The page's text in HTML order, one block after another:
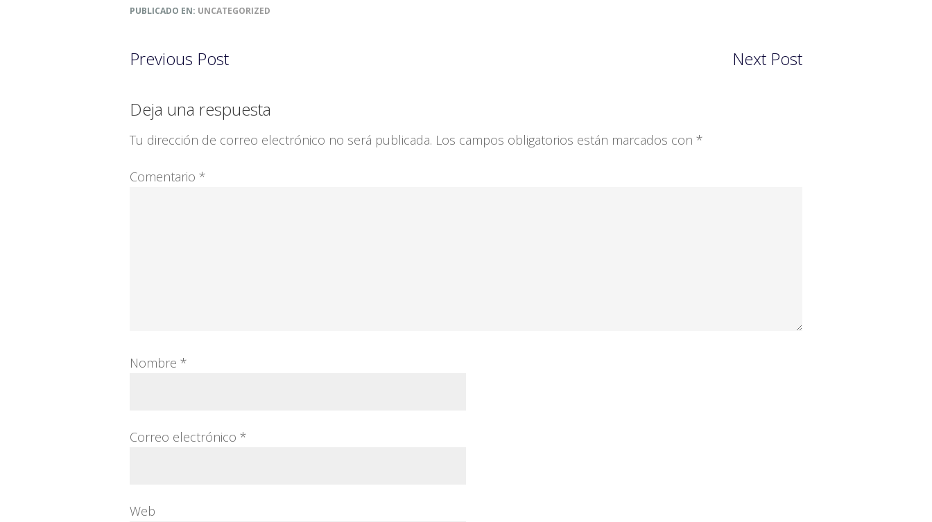
PUBLICADO EN: UNCATEGORIZED
Previous Post Next Post
Interacciones
con
lectores
Deja una respuesta
Tu dirección de correo electrónico no será publicada. Los campos obligatorios están marcados con *
Comentario *
Nombre *
Correo electrónico *
Web